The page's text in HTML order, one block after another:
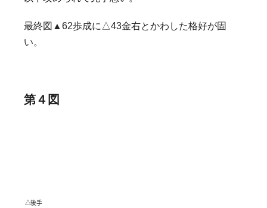
最終図▲62歩成に△43金右とかわした格好が固
い。
第４図